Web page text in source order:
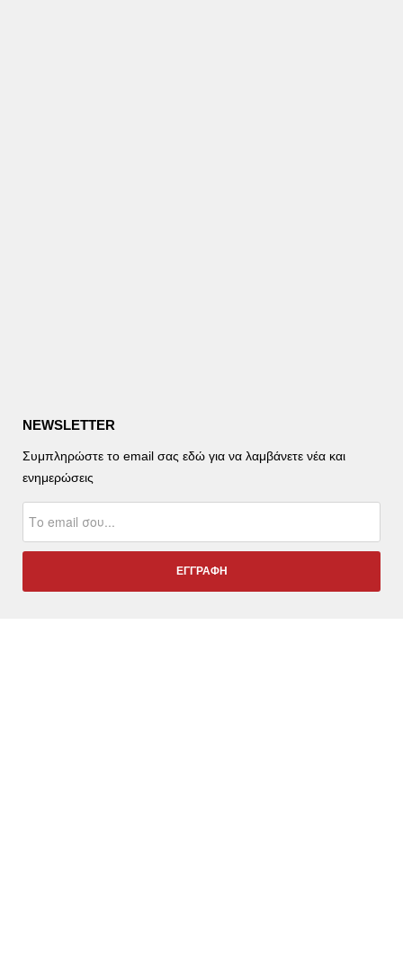
NEWSLETTER
Συμπληρώστε το email σας εδώ για να λαμβάνετε νέα και
ενημερώσεις